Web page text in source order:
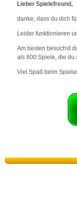
Lieber Spielefreund,
danke, dass du dich
Leider funktionieren
Am besten besuchst
als 800 Spiele, die du
Viel Spaß beim